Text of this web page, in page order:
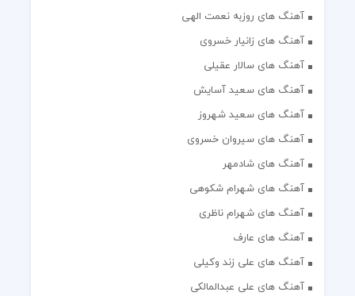
آهنگ های روزبه نعمت الهی
آهنگ های زانیار خسروی
آهنگ های سالار عقیلی
آهنگ های سعید آسایش
آهنگ های سعید شهروز
آهنگ های سیروان خسروی
آهنگ های شادمهر
آهنگ های شهرام شکوهی
آهنگ های شهرام ناظری
آهنگ های عارف
آهنگ های علی زند وکیلی
آهنگ های علی عبدالمالکی